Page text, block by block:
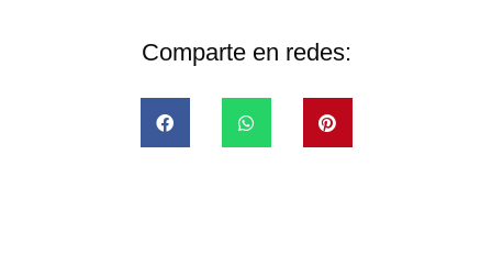
Comparte en redes: